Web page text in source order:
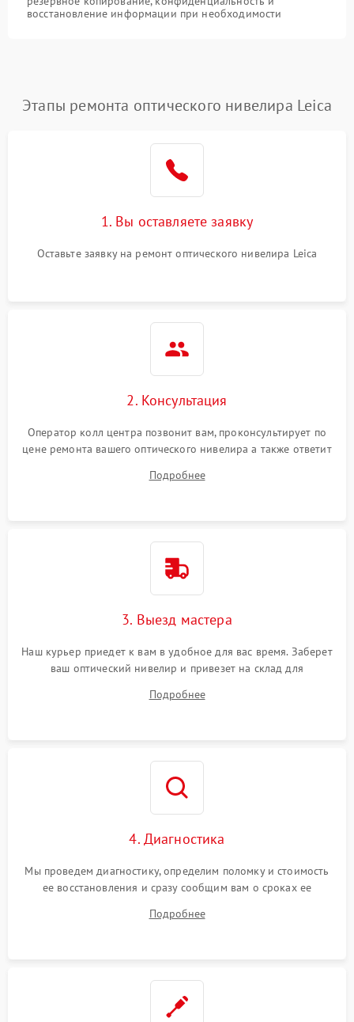
восстановление информации при необходимости
Этапы ремонта оптического нивелира Leica
1. Вы оставляете заявку
Оставьте заявку на ремонт оптического нивелира Leica
2. Консультация
Оператор колл центра позвонит вам, проконсультирует по
цене ремонта вашего оптического нивелира а также ответит
Подробнее
3. Выезд мастера
Наш курьер приедет к вам в удобное для вас время. Заберет
ваш оптический нивелир и привезет на склад для
Подробнее
4. Диагностика
Мы проведем диагностику, определим поломку и стоимость
ее восстановления и сразу сообщим вам о сроках ее
Подробнее